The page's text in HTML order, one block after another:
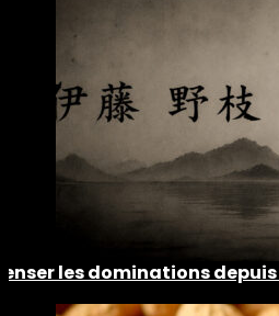
les dominations depuis